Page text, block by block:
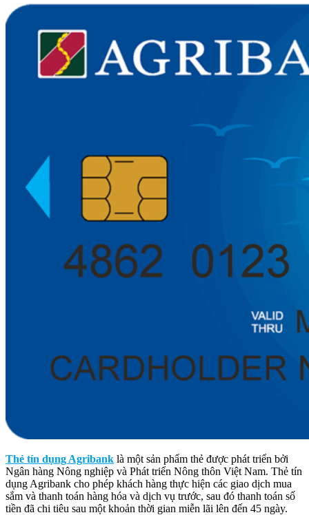
Thẻ tín dụng Agribank là một sản phẩm thẻ được phát triển bởi
Ngân hàng Nông nghiệp và Phát triển Nông thôn Việt Nam. Thẻ tín
dụng Agribank cho phép khách hàng thực hiện các giao dịch mua
sắm và thanh toán hàng hóa và dịch vụ trước, sau đó thanh toán số
tiền đã chi tiêu sau một khoản thời gian miễn lãi lên đến 45 ngày.